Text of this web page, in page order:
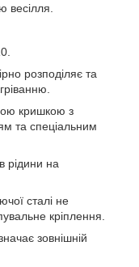
весілля.
розподіляє та
кришкою з
та спеціальним
рідини на
сталі не
кріплення.
зовнішній